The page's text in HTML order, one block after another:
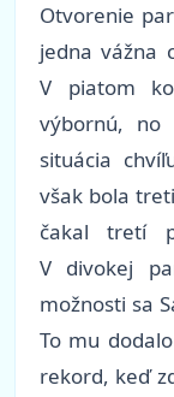
Otvorenie
jedna vážna
V piatom
výbornú, no
situácia
však bola
čakal tretí
V divokej
možnosti sa
To mu
rekord, keď